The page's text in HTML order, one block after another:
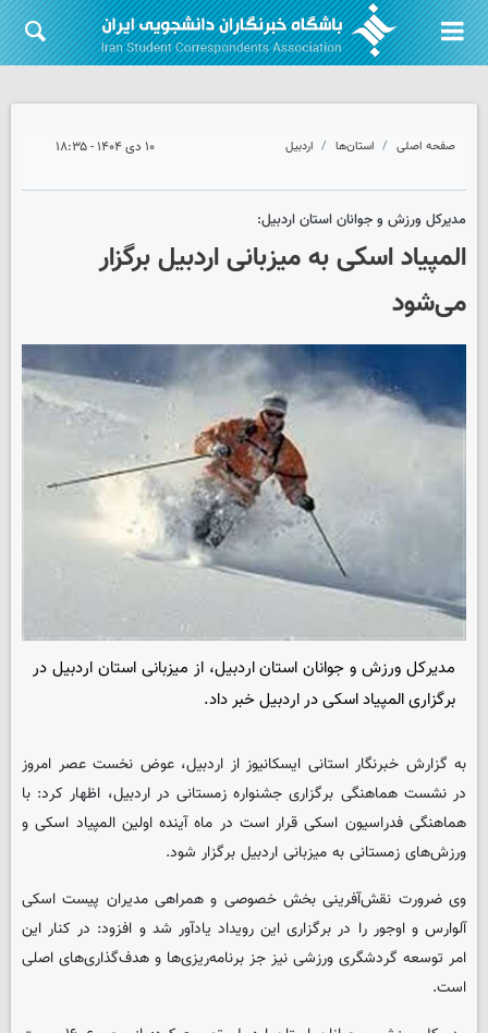
صفحه اصلی استان‌ها اردبیل ۱۰ دی ۱۴۰۴ - ۱۸:۳۵
مدیرکل ورزش و جوانان استان اردبیل:
المپیاد اسکی به میزبانی اردبیل برگزار
می‌شود
مدیرکل ورزش و جوانان استان اردبیل، از میزبانی استان اردبیل در
برگزاری المپیاد اسکی در اردبیل خبر داد.
به گزارش خبرنگار استانی ایسکانیوز از اردبیل، عوض نخست عصر امروز
در نشست هماهنگی برگزاری جشنواره زمستانی در اردبیل، اظهار کرد: با
هماهنگی فدراسیون اسکی قرار است در ماه آینده اولین المپیاد اسکی و
ورزش‌های زمستانی به میزبانی اردبیل برگزار شود.
وی ضرورت نقش‌آفرینی بخش خصوصی و همراهی مدیران پیست اسکی
آلوارس و اوجور را در برگزاری این رویداد یادآور شد و افزود: در کنار این
امر توسعه گردشگری ورزشی نیز جز برنامه‌ریزی‌ها و هدف‌گذاری‌های اصلی
است.